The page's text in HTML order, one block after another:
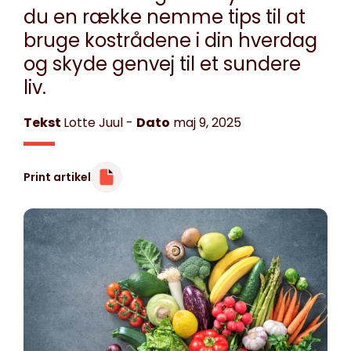
du en række nemme tips til at
bruge kostrådene i din hverdag
og skyde genvej til et sundere
liv.
Tekst Lotte Juul - Dato maj 9, 2025
Print artikel